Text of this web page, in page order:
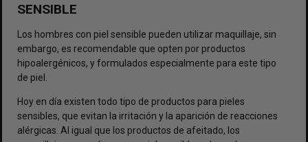
SENSIBLE
Los hombres con piel sensible pueden utilizar maquillaje, sin
embargo, es recomendable que opten por productos
hipoalergénicos, y formulados especialmente para este tipo
de piel.
Hoy en día existen todo tipo de productos para pieles
sensibles, que evitan la irritación y la aparición de reacciones
alérgicas. Al igual que los productos de afeitado, los